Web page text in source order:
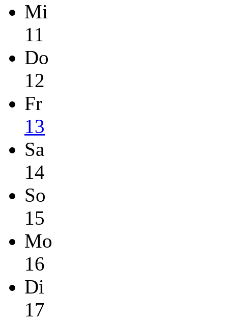
Mi
11
Do
12
Fr
13
Sa
14
So
15
Mo
16
Di
17